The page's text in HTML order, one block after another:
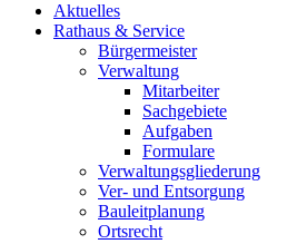
Aktuelles
Rathaus & Service
Bürgermeister
Verwaltung
Mitarbeiter
Sachgebiete
Aufgaben
Formulare
Verwaltungsgliederung
Ver- und Entsorgung
Bauleitplanung
Ortsrecht